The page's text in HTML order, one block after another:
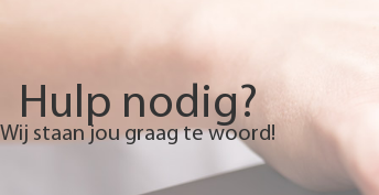
Hulp nodig?
Wij staan jou graag te woord!